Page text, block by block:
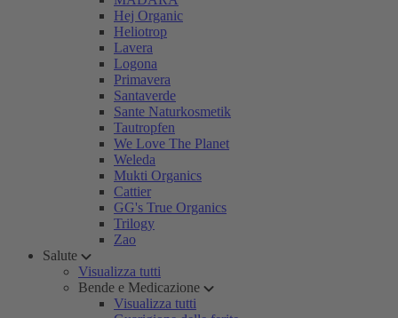
Hej Organic
Heliotrop
Lavera
Logona
Primavera
Santaverde
Sante Naturkosmetik
Tautropfen
We Love The Planet
Weleda
Mukti Organics
Cattier
GG's True Organics
Trilogy
Zao
Salute
Visualizza tutti
Bende e Medicazione
Visualizza tutti